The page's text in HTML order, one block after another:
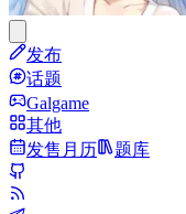
发布
话题
Galgame
其他
发售月历
题库